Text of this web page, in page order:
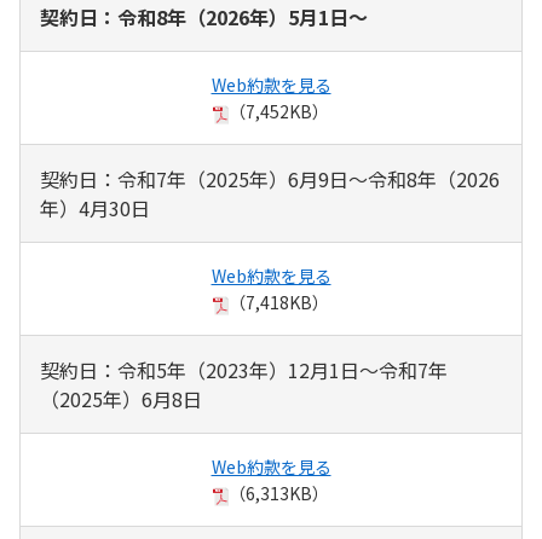
契約日：令和8年（2026年）5月1日～
Web約款を見る
（7,452KB）
契約日：令和7年（2025年）6月9日～令和8年（2026
年）4月30日
Web約款を見る
（7,418KB）
契約日：令和5年（2023年）12月1日～令和7年
（2025年）6月8日
Web約款を見る
（6,313KB）